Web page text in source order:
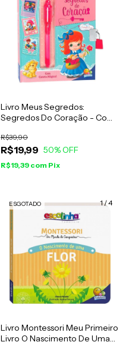
Livro Meus Segredos:
Segredos Do Coração - Com
R$19,99
R$39,90
50% OFF
R$19,39 com Pix
1/4
ESGOTADO
Livro Montessori Meu Primeiro
Livro O Nascimento De Uma